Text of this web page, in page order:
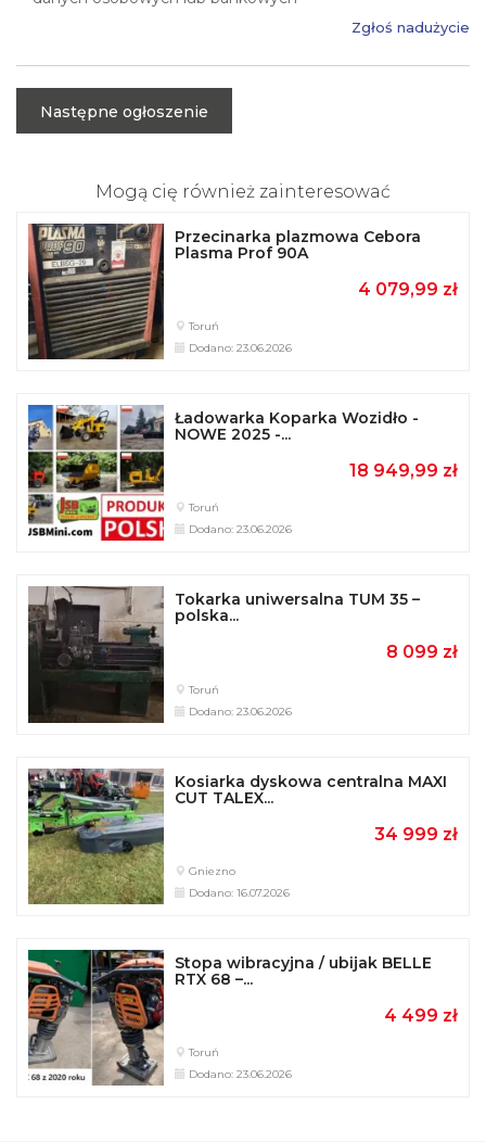
Zgłoś nadużycie
Następne ogłoszenie
Mogą cię również zainteresować
Przecinarka plazmowa Cebora
Plasma Prof 90A
4 079,99 zł
Toruń
Dodano: 23.06.2026
Ładowarka Koparka Wozidło -
NOWE 2025 -...
18 949,99 zł
Toruń
Dodano: 23.06.2026
Tokarka uniwersalna TUM 35 –
polska...
8 099 zł
Toruń
Dodano: 23.06.2026
Kosiarka dyskowa centralna MAXI
CUT TALEX...
34 999 zł
Gniezno
Dodano: 16.07.2026
Stopa wibracyjna / ubijak BELLE
RTX 68 –...
4 499 zł
Toruń
Dodano: 23.06.2026